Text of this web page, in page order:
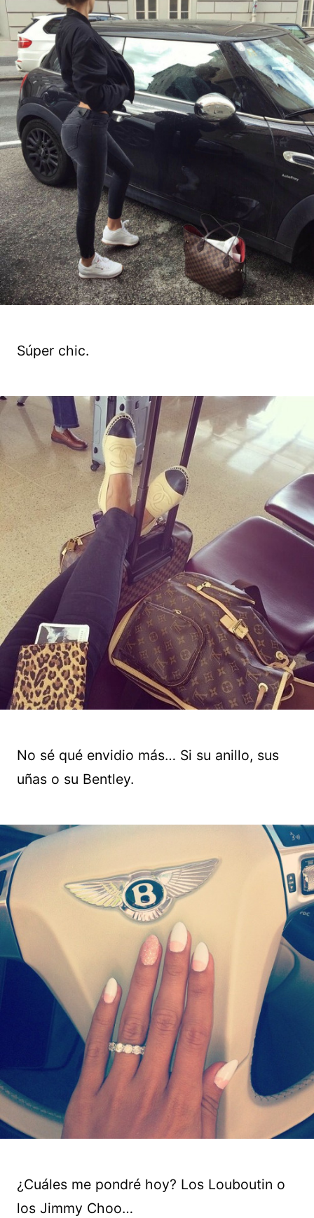
Súper chic.
No sé qué envidio más… Si su anillo, sus
uñas o su Bentley.
¿Cuáles me pondré hoy? Los Louboutin o
los Jimmy Choo…